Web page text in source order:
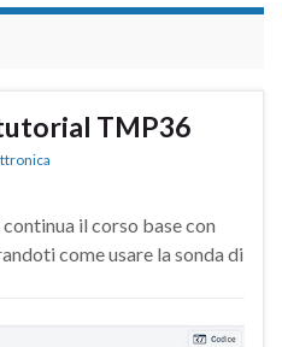
TMP36
il corso base con
come usare la sonda di